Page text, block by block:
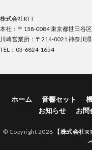
株式会社RTT
本社：〒158-0084 東京都世田谷
川崎営業所：〒214-0021 神奈川
TEL：03-6824-1654
ホーム 音響セット
お知らせ
お問
© Copyright 2026
【株式会社